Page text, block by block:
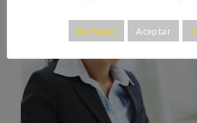
Rechazar Aceptar